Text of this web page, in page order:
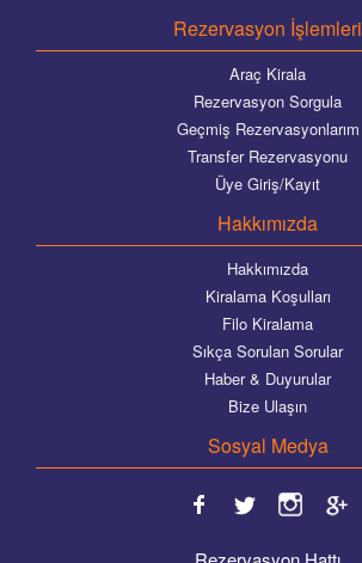
Rezervasyon İşlemleri
Araç Kirala
Rezervasyon Sorgula
Geçmiş Rezervasyonlarım
Transfer Rezervasyonu
Üye Giriş/Kayıt
Hakkımızda
Hakkımızda
Kiralama Koşulları
Filo Kiralama
Sıkça Sorulan Sorular
Haber & Duyurular
Bize Ulaşın
Sosyal Medya